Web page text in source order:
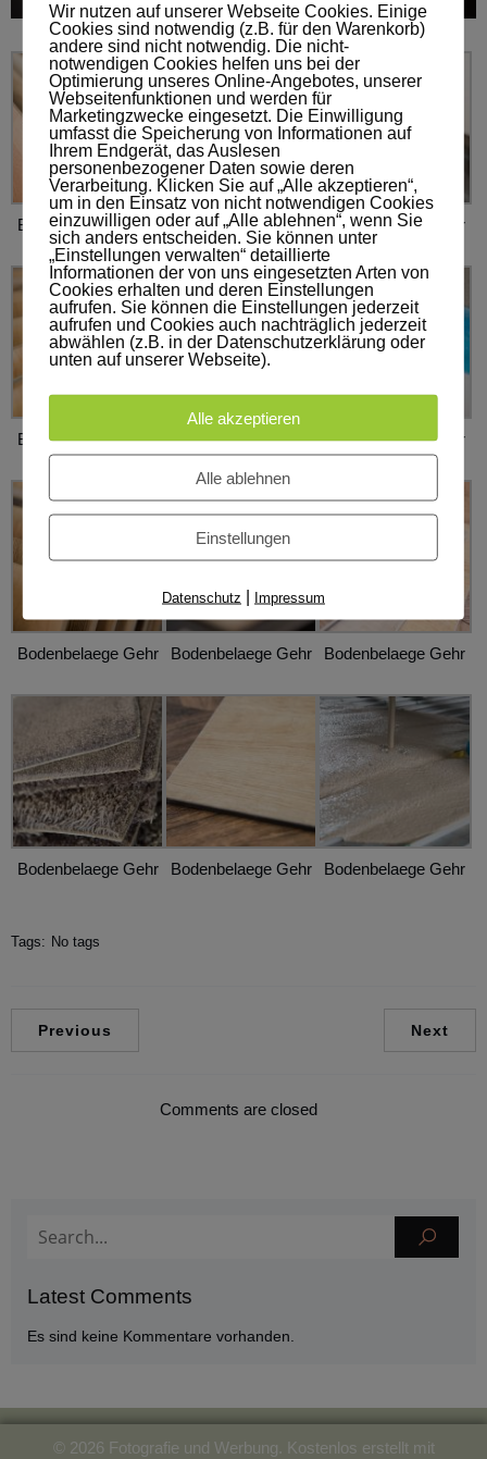
Bodenbelaege Gehr Bodenbelaege Gehr Bodenbelaege Gehr
Bodenbelaege Gehr Bodenbelaege Gehr Bodenbelaege Gehr
Bodenbelaege Gehr Bodenbelaege Gehr Bodenbelaege Gehr
Bodenbelaege Gehr Bodenbelaege Gehr Bodenbelaege Gehr
Tags: No tags
Previous Next
Comments are closed
Latest Comments
Es sind keine Kommentare vorhanden.
© 2026 Fotografie und Werbung. Kostenlos erstellt mit
Wir nutzen auf unserer Webseite Cookies. Einige
Cookies sind notwendig (z.B. für den Warenkorb)
andere sind nicht notwendig. Die nicht-
notwendigen Cookies helfen uns bei der
Optimierung unseres Online-Angebotes, unserer
Webseitenfunktionen und werden für
Marketingzwecke eingesetzt. Die Einwilligung
umfasst die Speicherung von Informationen auf
Ihrem Endgerät, das Auslesen
personenbezogener Daten sowie deren
Verarbeitung. Klicken Sie auf „Alle akzeptieren“,
um in den Einsatz von nicht notwendigen Cookies
einzuwilligen oder auf „Alle ablehnen“, wenn Sie
sich anders entscheiden. Sie können unter
„Einstellungen verwalten“ detaillierte
Informationen der von uns eingesetzten Arten von
Cookies erhalten und deren Einstellungen
aufrufen. Sie können die Einstellungen jederzeit
aufrufen und Cookies auch nachträglich jederzeit
abwählen (z.B. in der Datenschutzerklärung oder
unten auf unserer Webseite).
Alle akzeptieren
Alle ablehnen
Einstellungen
Datenschutz | Impressum